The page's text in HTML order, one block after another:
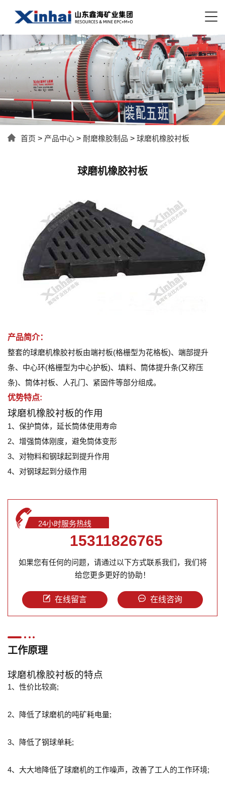
首页 > 产品中心 > 耐磨橡胶制品 > 球磨机橡胶衬板
球磨机橡胶衬板
产品简介：
整套的球磨机橡胶衬板由端衬板(格栅型为花格板)、端部提升
条、中心环(格栅型为中心护板)、填料、筒体提升条(又称压
条)、筒体衬板、人孔门、紧固件等部分组成。
优势特点:
球磨机橡胶衬板的作用
1、保护筒体，延长筒体使用寿命
2、增强筒体刚度，避免筒体变形
3、对物料和钢球起到提升作用
4、对钢球起到分级作用
24小时服务热线
15311826765
如果您有任何的问题，请通过以下方式联系我们，我们将
给您更多更好的协助！
在线留言 在线咨询
工作原理
球磨机橡胶衬板的特点
1、性价比较高;
2、降低了球磨机的吨矿耗电量;
3、降低了钢球单耗;
4、大大地降低了球磨机的工作噪声，改善了工人的工作环境;